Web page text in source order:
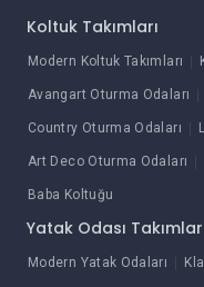
Koltuk Takımları
Modern Koltuk Takımları
Avangart Oturma Odaları
Country Oturma Odaları
Art Deco Oturma Odaları
Baba Koltuğu
Yatak Odası
Modern Yatak Odaları